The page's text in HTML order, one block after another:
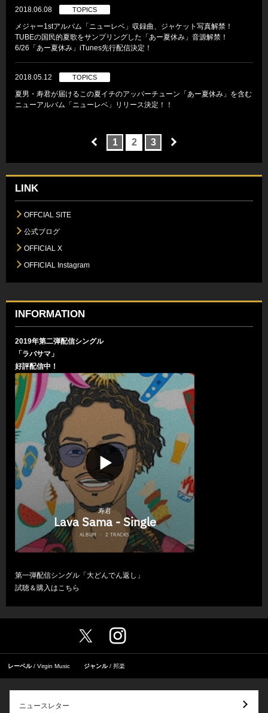
2018.06.08 TOPICS
メジャー1stアルバム「ニューレベ」収録曲、ジャケット写真解禁！
TUBEの国民的夏歌をサンプリングした「あー夏休み」音源解禁！
6/26「あー夏休み」iTunes先行配信決定！
2018.05.12 TOPICS
夏男・寿君が届けるこの夏イチのアッパーチューン「あー夏休み」を含む
ニューアルバム「ニューレベ」リリース決定！！
1 2 3
LINK
OFFCIAL SITE
公式ブログ
OFFICIAL X
OFFICIAL Instagram
INFORMATION
2019年第二弾配信シングル
「ラバサマ」
好評配信中！
第一弾配信シングル「大どんでん返し」
試聴＆購入は こちら
レーベル Virgin Music ジャンル 邦楽
ニュースレター